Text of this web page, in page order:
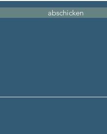
abschicken